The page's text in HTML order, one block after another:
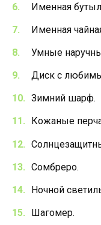
Именная
Именная
Умные
Диск с
Зимний шарф.
Кожаные
Сомбреро.
Ночной
Шагомер.